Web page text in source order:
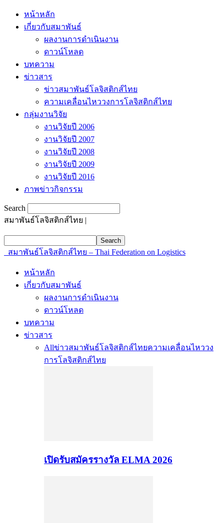
หน้าหลัก
เกี่ยวกับสมาพันธ์
ผลงานการดำเนินงาน
ดาวน์โหลด
บทความ
ข่าวสาร
ข่าวสมาพันธ์โลจิสติกส์ไทย
ความเคลื่อนไหววงการโลจิสติกส์ไทย
กลุ่มงานวิจัย
งานวิจัยปี 2006
งานวิจัยปี 2007
งานวิจัยปี 2008
งานวิจัยปี 2009
งานวิจัยปี 2016
ภาพข่าวกิจกรรม
Search
สมาพันธ์โลจิสติกส์ไทย |
สมาพันธ์โลจิสติกส์ไทย – Thai Federation on Logistics
หน้าหลัก
เกี่ยวกับสมาพันธ์
ผลงานการดำเนินงาน
ดาวน์โหลด
บทความ
ข่าวสาร
Allข่าวสมาพันธ์โลจิสติกส์ไทยความเคลื่อนไหววง
การโลจิสติกส์ไทย
เปิดรับสมัครรางวัล ELMA 2026